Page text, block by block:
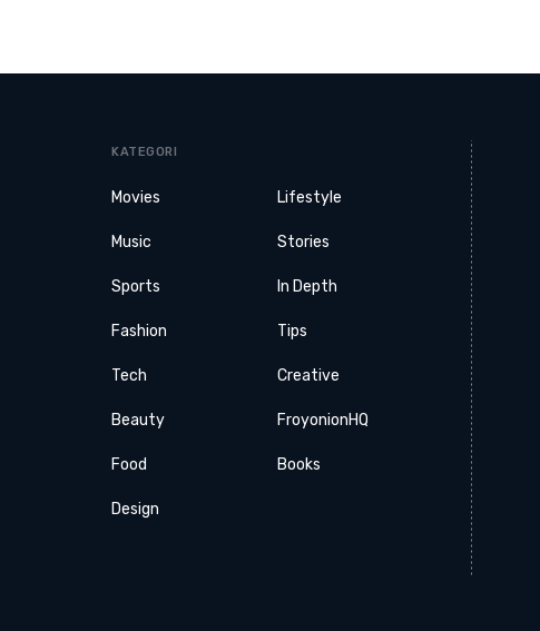
KATEGORI
Movies
Music
Sports
Fashion
Tech
Beauty
Food
Design
Lifestyle
Stories
In Depth
Tips
Creative
FroyonionHQ
Books